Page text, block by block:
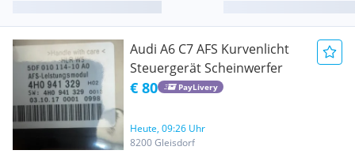
Audi A6 C7 AFS Kurvenlicht
Steuergerät Scheinwerfer
€ 80 PayLivery
Heute, 09:26 Uhr
8200 Gleisdorf